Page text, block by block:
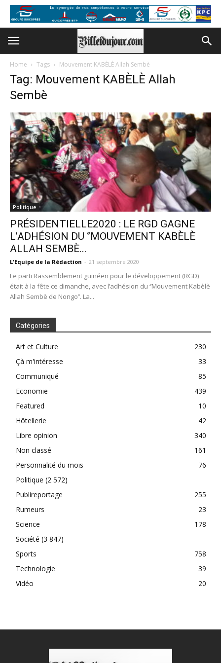
Home Tags Mouvement KABÈLÈ Allah Sembè
Tag: Mouvement KABÈLÈ Allah
Sembè
Politique
PRÉSIDENTIELLE2020 : LE RGD GAGNE
L’ADHÉSION DU ‘’MOUVEMENT KABÈLÈ
ALLAH SEMBÈ...
L'Equipe de la Rédaction - 21 septembre 2020
Le parti Rassemblement guinéen pour le développement (RGD)
était à la fête ce dimanche, avec l’adhésion du ‘’Mouvement Kabèlè
Allah Sembè de Nongo’’. La...
Catégories
Art et Culture
230
Çà m'intéresse
33
Communiqué
85
Economie
439
Featured
10
Hôtellerie
42
Libre opinion
340
Non classé
161
Personnalité du mois
76
Politique (2 572)
Publireportage
255
Rumeurs
23
Science
178
Société (3 847)
Sports
758
Technologie
39
Vidéo
20